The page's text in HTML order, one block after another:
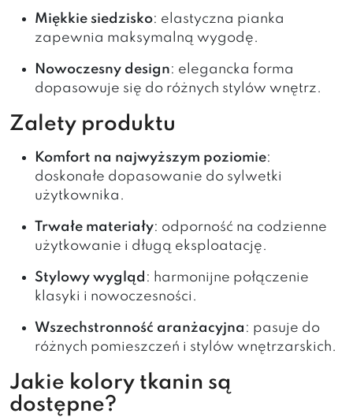
Miękkie siedzisko: elastyczna pianka
zapewnia maksymalną wygodę.
Nowoczesny design: elegancka forma
dopasowuje się do różnych stylów wnętrz.
Zalety produktu
Komfort na najwyższym poziomie:
doskonałe dopasowanie do sylwetki
użytkownika.
Trwałe materiały: odporność na codzienne
użytkowanie i długą eksploatację.
Stylowy wygląd : harmonijne połączenie
klasyki i nowoczesności.
Wszechstronność aranżacyjna : pasuje do
różnych pomieszczeń i stylów wnętrzarskich.
Jakie kolory tkanin są
dostępne?